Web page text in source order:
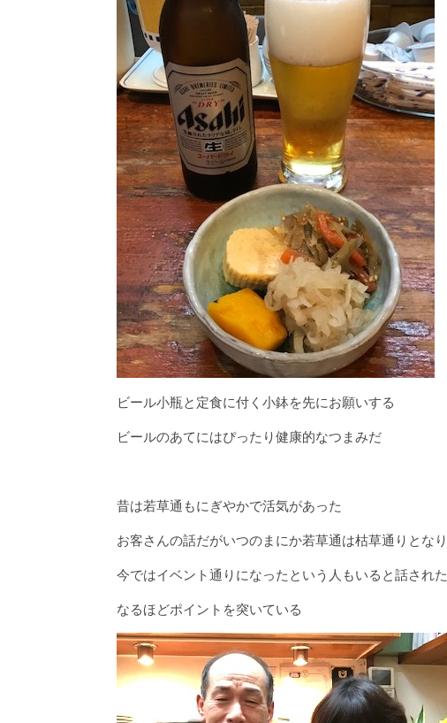
ビール小瓶と定食に付く小鉢を先にお願いする
ビールのあてにはぴったり健康的なつまみだ
昔は若草通もにぎやかで活気があった
お客さんの話だがいつのまにか若草通は枯草通りとなり
今ではイベント通りになったという人もいると話された
なるほどポイントを突いている